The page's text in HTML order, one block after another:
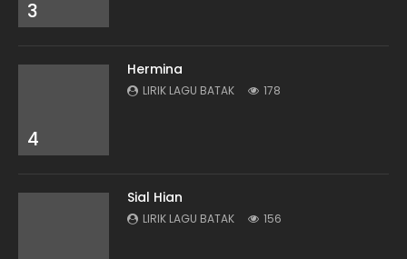
3
4
Hermina
LIRIK LAGU BATAK 178
Sial Hian
LIRIK LAGU BATAK 156